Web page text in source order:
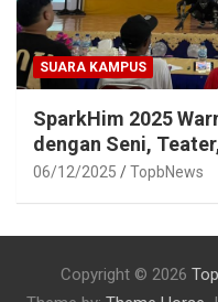
SUARA KAMPUS
SparkHim 2025
dengan Seni,
06/12/2025 TopbNews
Copyright © 2026